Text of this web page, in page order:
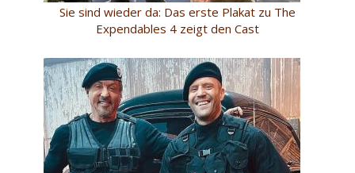
Sie sind wieder da: Das erste Plakat zu The
Expendables 4 zeigt den Cast